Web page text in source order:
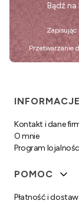
Bądź
Zapisując
Przetwarzanie
Linki w
INFORMACJE
Kontakt i dane
O mnie
Program
POMOC
Płatność i